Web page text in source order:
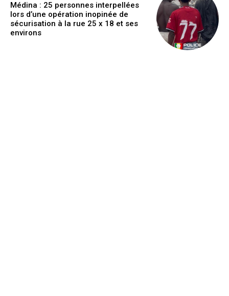
Médina : 25 personnes interpellées
lors d’une opération inopinée de
sécurisation à la rue 25 x 18 et ses
environs